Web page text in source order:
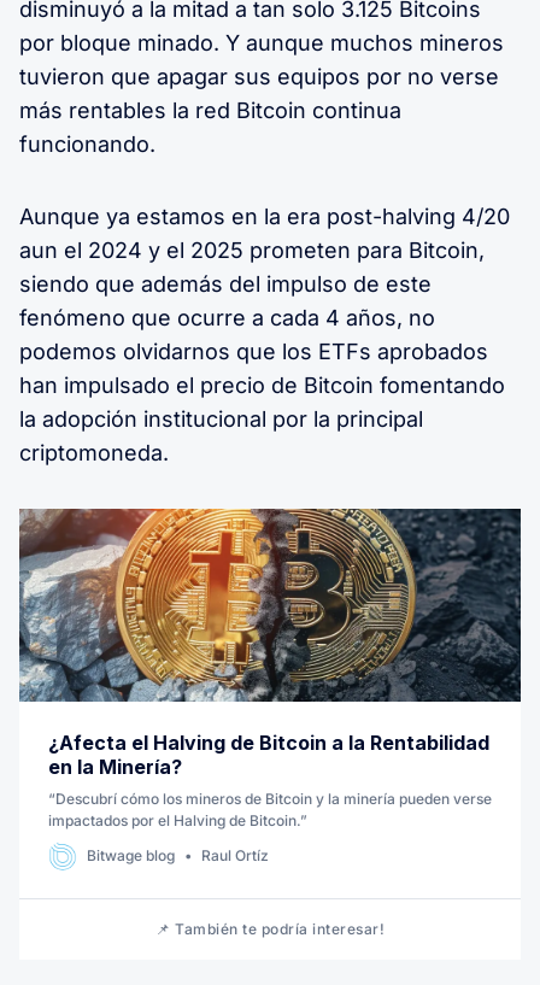
disminuyó a la mitad a tan solo 3.125 Bitcoins
por bloque minado. Y aunque muchos mineros
tuvieron que apagar sus equipos por no verse
más rentables la red Bitcoin continua
funcionando.
Aunque ya estamos en la era post-halving 4/20
aun el 2024 y el 2025 prometen para Bitcoin,
siendo que además del impulso de este
fenómeno que ocurre a cada 4 años, no
podemos olvidarnos que los ETFs aprobados
han impulsado el precio de Bitcoin fomentando
la adopción institucional por la principal
criptomoneda.
¿Afecta el Halving de Bitcoin a la Rentabilidad
en la Minería?
“Descubrí cómo los mineros de Bitcoin y la minería pueden verse
impactados por el Halving de Bitcoin.”
Bitwage blog
Raul Ortíz
📌 También te podría interesar!